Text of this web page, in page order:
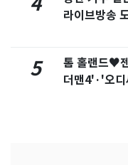
라이브방송
5
톰 홀랜드♥
더맨4'·'오디